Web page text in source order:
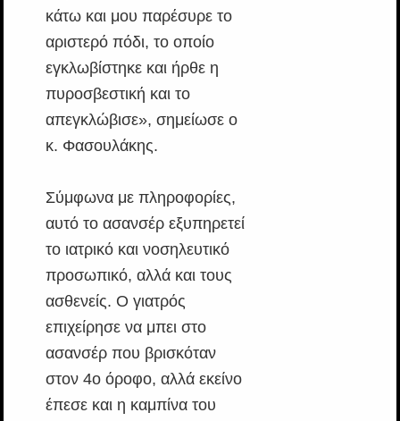
κάτω και μου παρέσυρε το
αριστερό πόδι, το οποίο
εγκλωβίστηκε και ήρθε η
πυροσβεστική και το
απεγκλώβισε», σημείωσε ο
κ. Φασουλάκης.
Σύμφωνα με πληροφορίες,
αυτό το ασανσέρ εξυπηρετεί
το ιατρικό και νοσηλευτικό
προσωπικό, αλλά και τους
ασθενείς. Ο γιατρός
επιχείρησε να μπει στο
ασανσέρ που βρισκόταν
στον 4ο όροφο, αλλά εκείνο
έπεσε και η καμπίνα του